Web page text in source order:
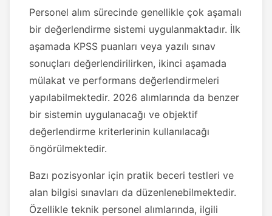
Personel alım sürecinde genellikle çok aşamalı
bir değerlendirme sistemi uygulanmaktadır. İlk
aşamada KPSS puanları veya yazılı sınav
sonuçları değerlendirilirken, ikinci aşamada
mülakat ve performans değerlendirmeleri
yapılabilmektedir. 2026 alımlarında da benzer
bir sistemin uygulanacağı ve objektif
değerlendirme kriterlerinin kullanılacağı
öngörülmektedir.
Bazı pozisyonlar için pratik beceri testleri ve
alan bilgisi sınavları da düzenlenebilmektedir.
Özellikle teknik personel alımlarında, ilgili